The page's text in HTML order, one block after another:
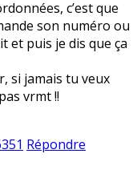
c’est que
son numéro ou
et puis je dis que ça
si jamais tu veux
vrmt !!
Répondre